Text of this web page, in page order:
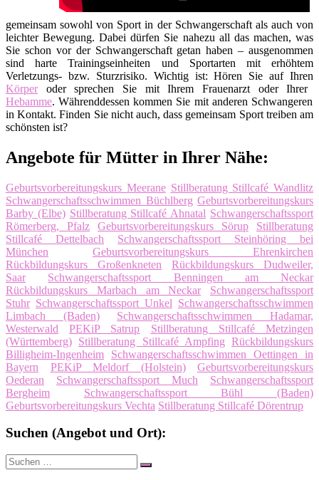
gemeinsam sowohl von Sport in der Schwangerschaft als auch von
leichter Bewegung. Dabei dürfen Sie nahezu all das machen, was
Sie schon vor der Schwangerschaft getan haben – ausgenommen
sind harte Trainingseinheiten und Sportarten mit erhöhtem
Verletzungs- bzw. Sturzrisiko. Wichtig ist: Hören Sie auf Ihren
Körperoder sprechen Sie mit Ihrem Frauenarzt oder Ihrer
Hebamme. Währenddessen kommen Sie mit anderen Schwangeren
in Kontakt. Finden Sie nicht auch, dass gemeinsam Sport treiben am
schönsten ist?
Angebote für Mütter in Ihrer Nähe:
Geburtsvorbereitungskurs Meerane Stillberatung Stillcafé Wandlitz
Schwangerschaftsschwimmen Büchlberg Geburtsvorbereitungskurs
Barby (Elbe) Stillberatung Stillcafé Ahnatal Schwangerschaftssport
Römerberg, Pfalz
Geburtsvorbereitungskurs Sörup
Stillberatung
Stillcafé Dettelbach
Schwangerschaftssport Steinhöring bei
München
Geburtsvorbereitungskurs Ehrenkirchen
Rückbildungskurs Großenkneten
Rückbildungskurs Dudweiler,
Saar
Schwangerschaftssport Benningen am Neckar
Rückbildungskurs Marbach am Neckar
Schwangerschaftssport
Stuhr Schwangerschaftssport Unkel Schwangerschaftsschwimmen
Limbach (Baden)
Schwangerschaftsschwimmen Hadamar,
Westerwald
PEKiP Satrup
Stillberatung Stillcafé Metzingen
(Württemberg) Stillberatung Stillcafé Ampfing Rückbildungskurs
Billigheim-Ingenheim
Schwangerschaftsschwimmen Oettingen in
Bayern
PEKiP Meldorf (Holstein)
Geburtsvorbereitungskurs
Oederan
Schwangerschaftssport Much
Schwangerschaftssport
Bergheim
Schwangerschaftssport Bühl (Baden)
Geburtsvorbereitungskurs Vechta Stillberatung Stillcafé Dörentrup
Suchen (Angebot und Ort):
Suche
nach:
Suchen